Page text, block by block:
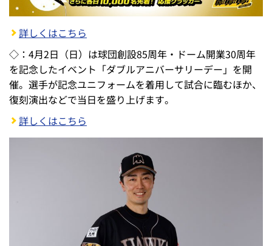
詳しくはこちら
◇：4月2日（日）は球団創設85周年・ドーム開業30周年
を記念したイベント「ダブルアニバーサリーデー」を開
催。選手が記念ユニフォームを着用して試合に臨むほか、
復刻演出などで当日を盛り上げます。
詳しくはこちら